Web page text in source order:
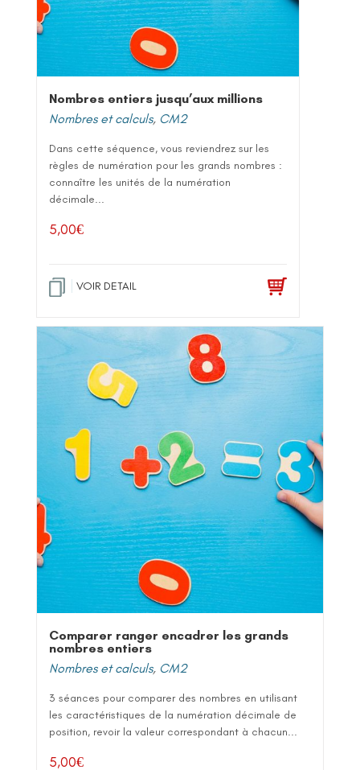
Nombres entiers jusqu’aux millions
Nombres et calculs, CM2
Dans cette séquence, vous reviendrez sur les
règles de numération pour les grands nombres :
connaître les unités de la numération
décimale...
5,00€
VOIR DETAIL
Comparer ranger encadrer les grands
nombres entiers
Nombres et calculs, CM2
3 séances pour comparer des nombres en utilisant
les caractéristiques de la numération décimale de
position, revoir la valeur correspondant à chacun...
5,00€